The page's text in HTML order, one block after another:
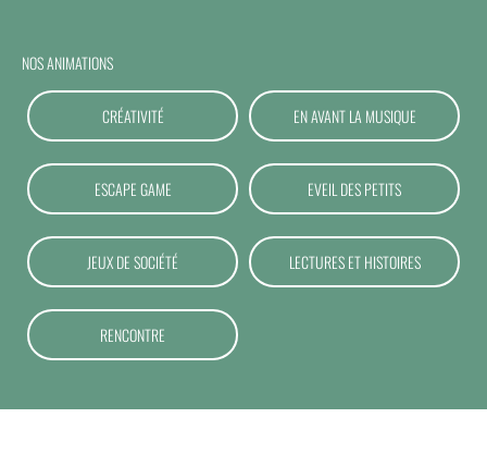
NOS ANIMATIONS
CRÉATIVITÉ EN AVANT LA MUSIQUE
ESCAPE GAME EVEIL DES PETITS
JEUX DE SOCIÉTÉ LECTURES ET HISTOIRES
RENCONTRE